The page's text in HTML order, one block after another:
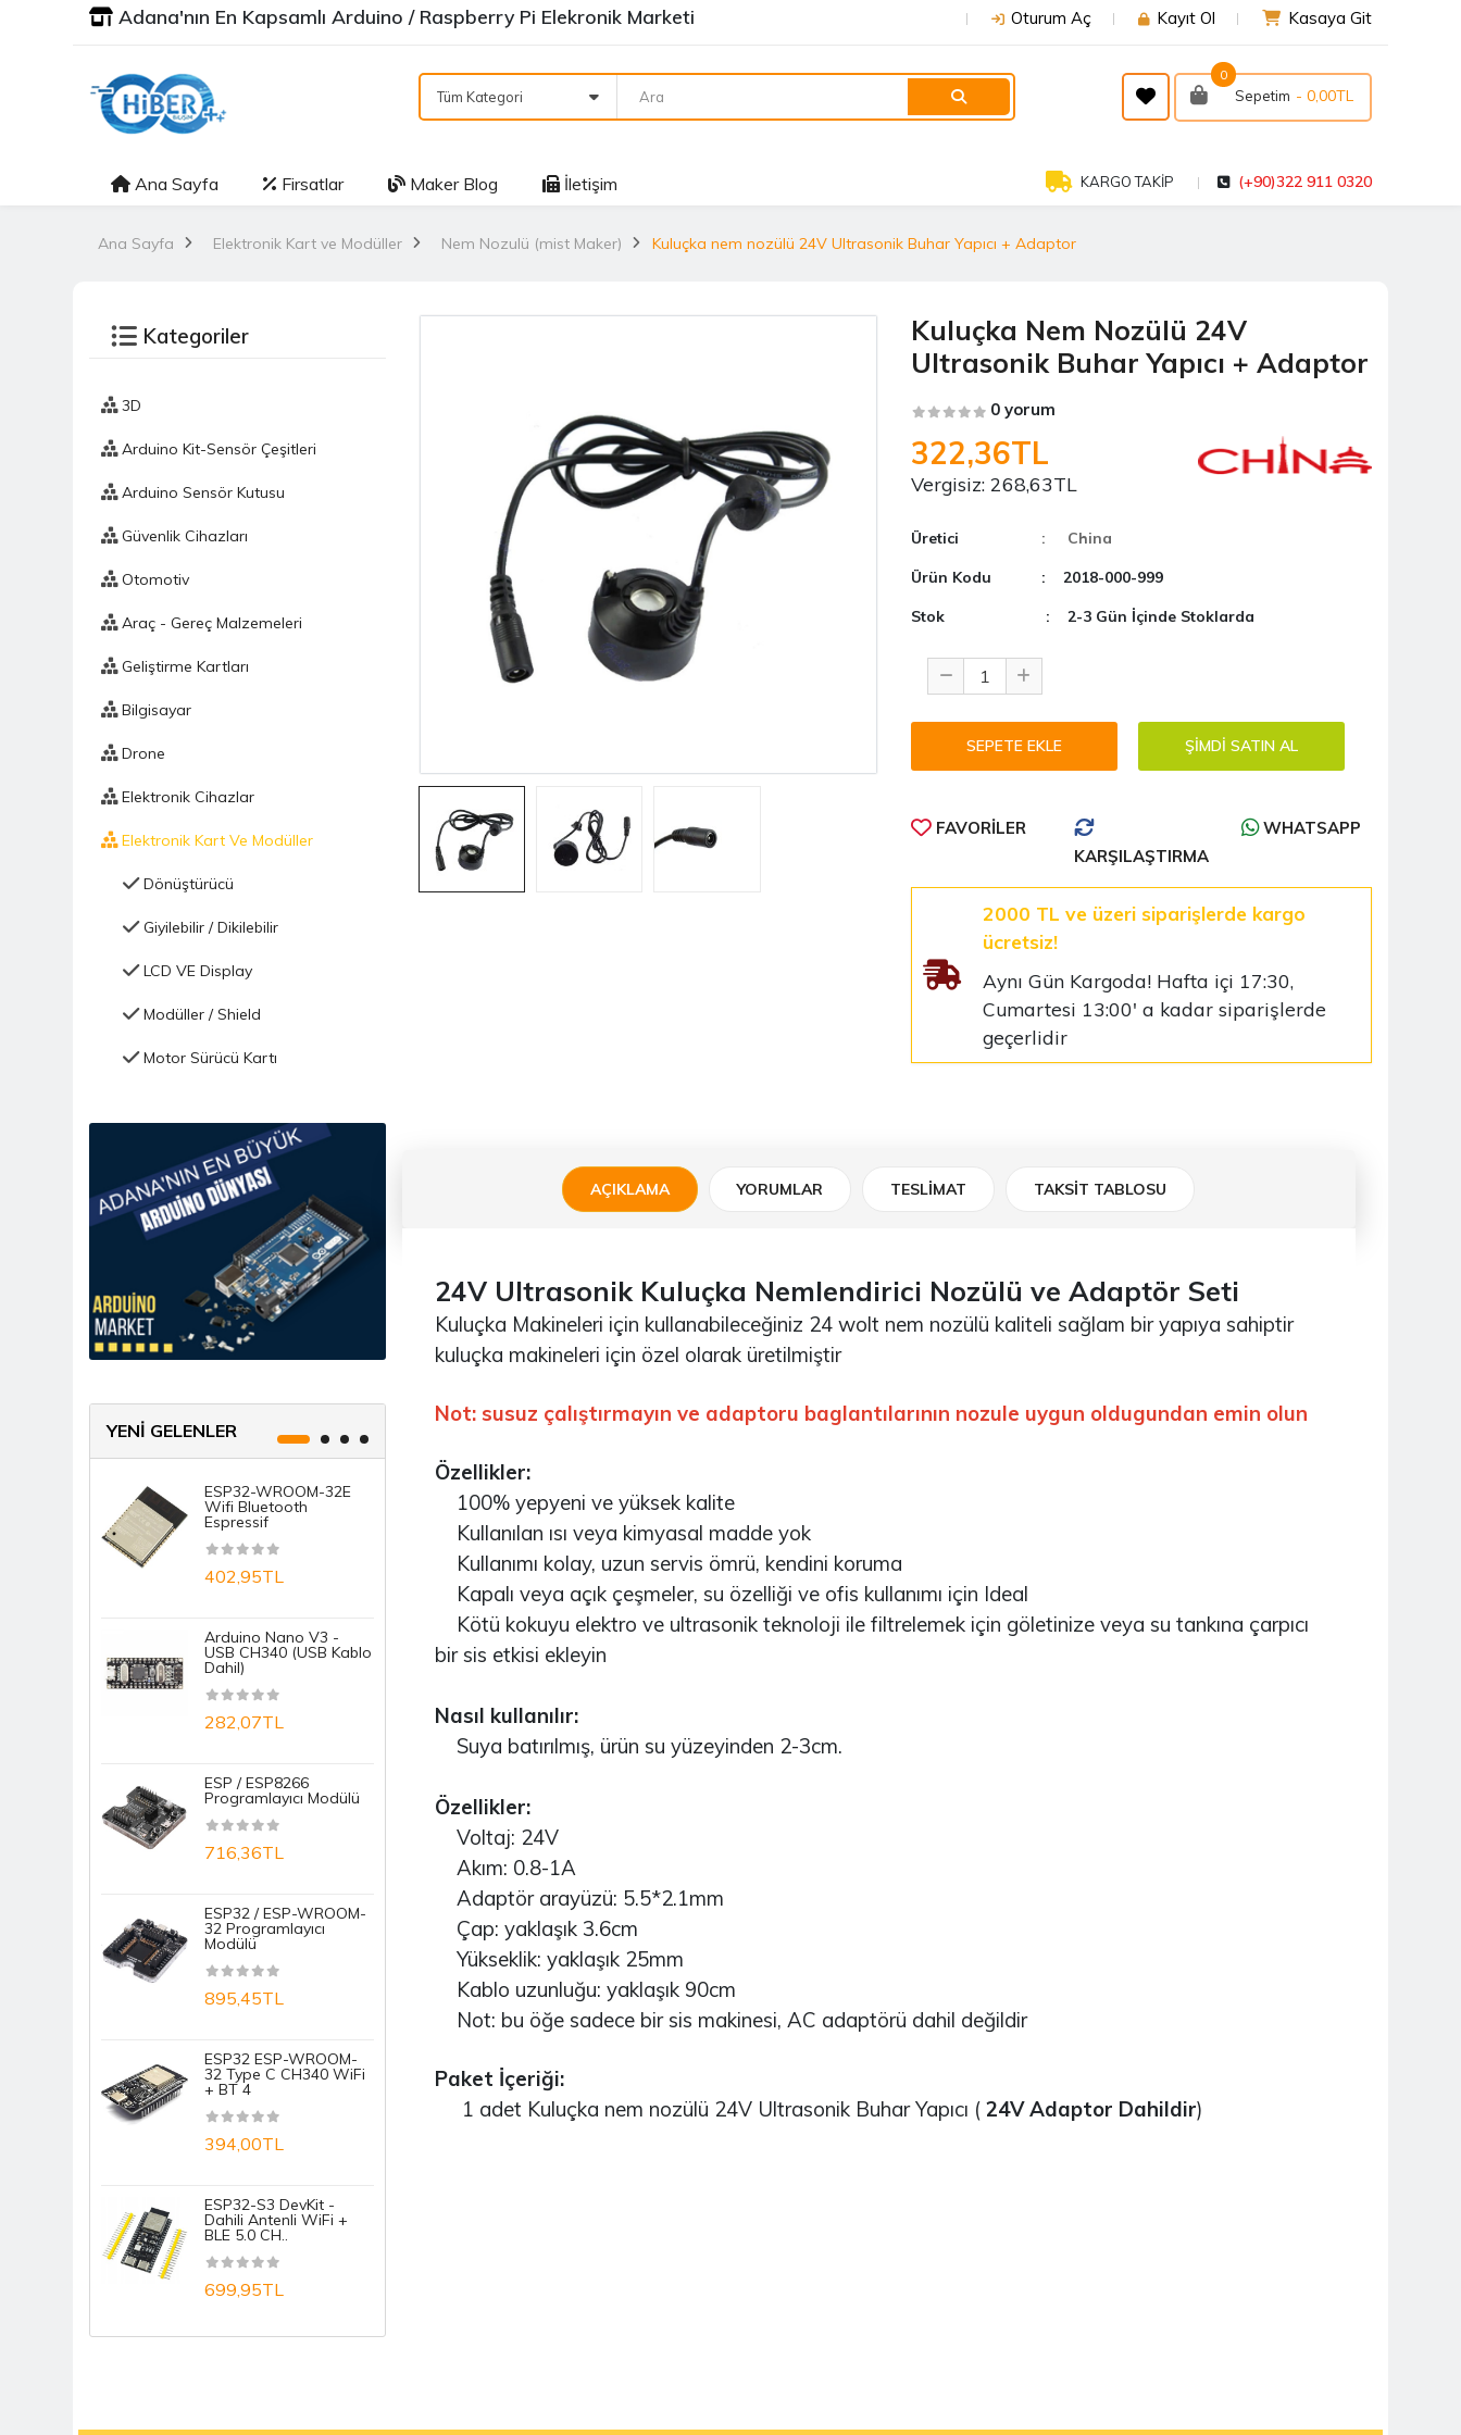
Adana'nın En Kapsamlı Arduino / Raspberry Pi Elekronik Marketi Oturum Aç Kayıt Ol Kasaya Git
Tüm Kategori Sepetim
0
- 0,00TL
Ana Sayfa Firsatlar Maker Blog İletişim KARGO TAKİP (+90)322 911 0320
Ana Sayfa Elektronik Kart ve Modüller Nem Nozulü (mist Maker) Kuluçka nem nozülü 24V Ultrasonik Buhar Yapıcı + Adaptor
Kategoriler
3D
Arduino Kit-Sensör Çeşitleri
Arduino Sensör Kutusu
Güvenlik Cihazları
Otomotiv
Araç - Gereç Malzemeleri
Geliştirme Kartları
Bilgisayar
Drone
Elektronik Cihazlar
Elektronik Kart Ve Modüller
Dönüştürücü
Giyilebilir / Dikilebilir
LCD VE Display
Modüller / Shield
Motor Sürücü Kartı
Programlayıcı Çeşitleri
Röle/MOSFET Kartları
Voltaj Regülatör Kartı
Güç Kaynağı - Batarya
Hobi Mini Motor
Kablo Çeşitleri
Kablosuz Haberleşme IOT
Komponent
Mekanik
Ölçü Ve Test Aleti
Sensörler
YENİ GELENLER
ESP32-WROOM-32E
Wifi Bluetooth
Espressif
402,95TL
Arduino Nano V3 -
USB CH340 (USB Kablo
Dahil)
282,07TL
ESP / ESP8266
Programlayıcı Modülü
716,36TL
ESP32 / ESP-WROOM-
32 Programlayıcı
Modülü
895,45TL
ESP32 ESP-WROOM-
32 Type C CH340 WiFi
+ BT 4
394,00TL
ESP32-S3 DevKit -
Dahili Antenli WiFi +
BLE 5.0 CH..
699,95TL
ReComputer J202 -
NVIDIA Jetson
Nano/Xavier NX/TX2..
14.002,59TL
STM32F411E-DISCO
Discovery Kit ARM® M4
MCU 32-Bi..
1.498,18TL
Transceiver; 802.11
B/g/n Evaluati..
745,01TL
Arduino Portenta X8
18.211,23TL
10.108,46TL
3.530,67TL
Arduino Mega 2560
Rev3 (Orijinal)
Arduino Uno R3
NUCLEO-F756ZG
NUCLEO-H7A3ZI-Q
2.564,39TL
Kuluçka Nem Nozülü 24V
Ultrasonik Buhar Yapıcı + Adaptor
0 yorum
322,36TL
Vergisiz: 268,63TL
Üretici
: China
Ürün Kodu
: 2018-000-999
Stok
: 2-3 Gün İçinde Stoklarda
FAVORILER
KARŞILAŞTIRMA
WHATSAPP
2000 TL ve üzeri siparişlerde kargo
ücretsiz!
Aynı Gün Kargoda! Hafta içi 17:30,
Cumartesi 13:00' a kadar siparişlerde
geçerlidir
AÇIKLAMA YORUMLAR TESLIMAT TAKSİT TABLOSU
24V Ultrasonik Kuluçka Nemlendirici Nozülü ve Adaptör Seti
Kuluçka Makineleri için kullanabileceğiniz 24 wolt nem nozülü kaliteli sağlam bir yapıya sahiptir
kuluçka makineleri için özel olarak üretilmiştir
Not: susuz çalıştırmayın ve adaptoru baglantılarının nozule uygun oldugundan emin olun
Özellikler:
100% yepyeni ve yüksek kalite
Kullanılan ısı veya kimyasal madde yok
Kullanımı kolay, uzun servis ömrü, kendini koruma
Kapalı veya açık çeşmeler, su özelliği ve ofis kullanımı için Ideal
Kötü kokuyu elektro ve ultrasonik teknoloji ile filtrelemek için göletinize veya su tankına çarpıcı
bir sis etkisi ekleyin
Nasıl kullanılır:
Suya batırılmış, ürün su yüzeyinden 2-3cm.
Özellikler:
Voltaj: 24V
Akım: 0.8-1A
Adaptör arayüzü: 5.5*2.1mm
Çap: yaklaşık 3.6cm
Yükseklik: yaklaşık 25mm
Kablo uzunluğu: yaklaşık 90cm
Not: bu öğe sadece bir sis makinesi, AC adaptörü dahil değildir
Paket İçeriği:
1 adet Kuluçka nem nozülü 24V Ultrasonik Buhar Yapıcı ( 24V Adaptor Dahildir)